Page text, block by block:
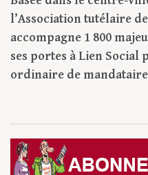
l’Association tutélaire
accompagne 1 800
ses portes à Lien
ordinaire de